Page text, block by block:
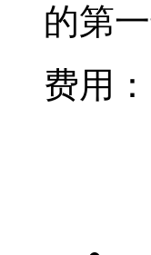
的第一
费用